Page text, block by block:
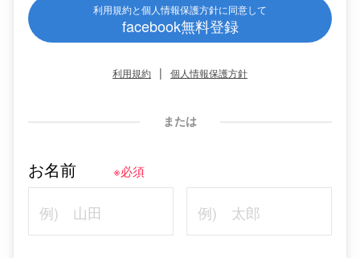
利用規約と個人情報保護方針に同意して
facebook無料登録
利用規約 | 個人情報保護方針
または
お名前 ※必須